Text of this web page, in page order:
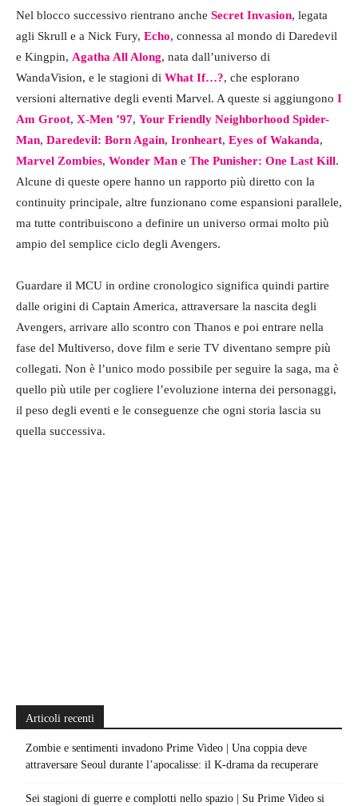
Nel blocco successivo rientrano anche Secret Invasion, legata
agli Skrull e a Nick Fury, Echo, connessa al mondo di Daredevil
e Kingpin, Agatha All Along, nata dall’universo di
WandaVision, e le stagioni di What If…?, che esplorano
versioni alternative degli eventi Marvel. A queste si aggiungono I
Am Groot, X-Men ’97, Your Friendly Neighborhood Spider-
Man, Daredevil: Born Again, Ironheart, Eyes of Wakanda,
Marvel Zombies, Wonder Man e The Punisher: One Last Kill.
Alcune di queste opere hanno un rapporto più diretto con la
continuity principale, altre funzionano come espansioni parallele,
ma tutte contribuiscono a definire un universo ormai molto più
ampio del semplice ciclo degli Avengers.
Guardare il MCU in ordine cronologico significa quindi partire
dalle origini di Captain America, attraversare la nascita degli
Avengers, arrivare allo scontro con Thanos e poi entrare nella
fase del Multiverso, dove film e serie TV diventano sempre più
collegati. Non è l’unico modo possibile per seguire la saga, ma è
quello più utile per cogliere l’evoluzione interna dei personaggi,
il peso degli eventi e le conseguenze che ogni storia lascia su
quella successiva.
Articoli recenti
Zombie e sentimenti invadono Prime Video | Una coppia deve
attraversare Seoul durante l’apocalisse: il K-drama da recuperare
Sei stagioni di guerre e complotti nello spazio | Su Prime Video si